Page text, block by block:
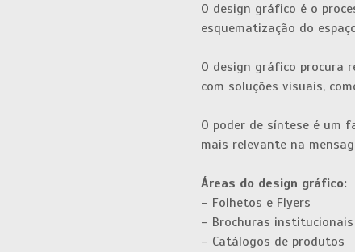
O design gráfico é o
esquematização do
O design gráfico procura
com soluções visuais,
O poder de síntese é um
mais relevante na
Áreas do design gráfico:
– Folhetos e Flyers
– Brochuras institucionais
– Catálogos de produtos